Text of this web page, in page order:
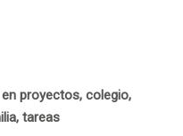
proyectos, colegio,
, tareas